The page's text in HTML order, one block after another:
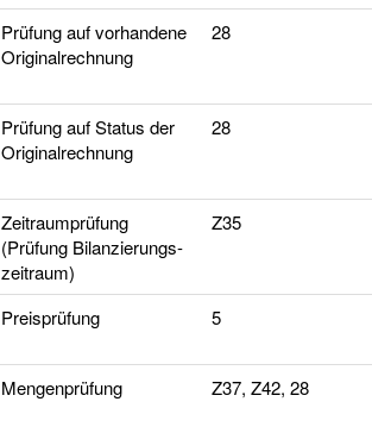
Prüfung auf vorhandene
Originalrechnung
28
Prüfung auf Status der
Originalrechnung
28
Zeitraumprüfung
(Prüfung Bilanzierungs-
zeitraum)
Z35
Preisprüfung 5
Mengenprüfung Z37, Z42, 28